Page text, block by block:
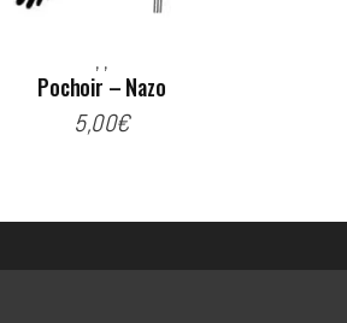
, ,
Pochoir – Nazo
5,00€